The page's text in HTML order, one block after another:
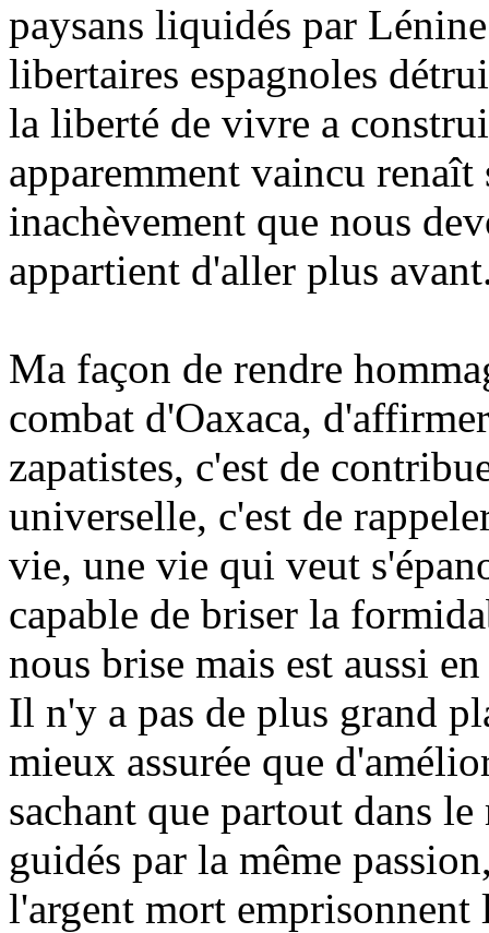
paysans liquidés par
libertaires espagnoles
la liberté de vivre a
apparemment vaincu renaît
inachèvement que nous
appartient d'aller plus
Ma façon de rendre
combat d'Oaxaca,
zapatistes, c'est de
universelle, c'est de
vie, une vie qui veut
capable de briser la
nous brise mais est aussi
Il n'y a pas de plus grand
mieux assurée que
sachant que partout dans
guidés par la même
l'argent mort emprisonnent